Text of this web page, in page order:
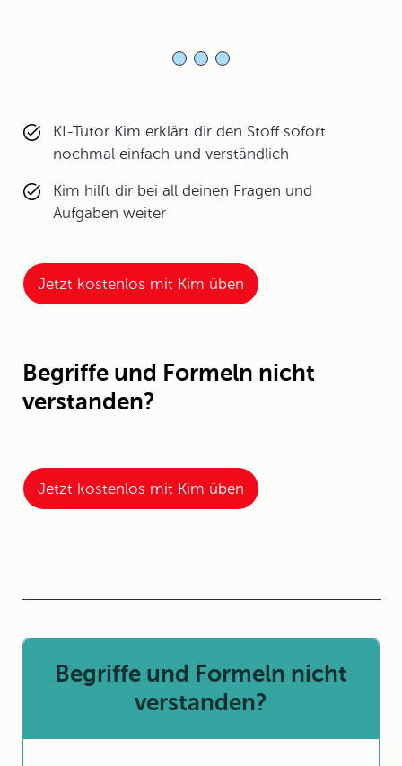
KI-Tutor Kim erklärt dir den Stoff sofort
nochmal einfach und verständlich
Kim hilft dir bei all deinen Fragen und
Aufgaben weiter
Jetzt kostenlos mit Kim üben
Begriffe und Formeln nicht
verstanden?
Jetzt kostenlos mit Kim üben
Begriffe und Formeln nicht
verstanden?